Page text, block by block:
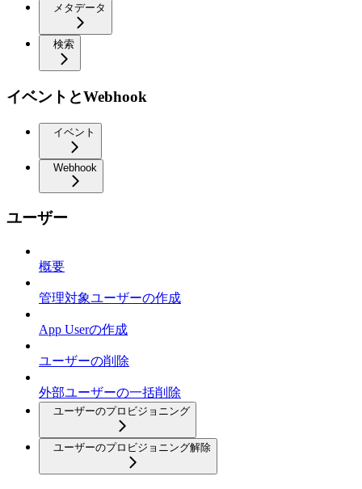
メタデータ
検索
イベントとWebhook
イベント
Webhook
ユーザー
概要
管理対象ユーザーの作成
App Userの作成
ユーザーの削除
外部ユーザーの一括削除
ユーザーのプロビジョニング
ユーザーのプロビジョニング解除